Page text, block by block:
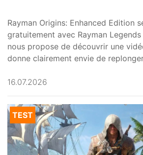
Rayman Origins: Enhanced Edition
gratuitement avec Rayman
nous propose de découvrir une
donne clairement envie de
16.07.2026
TEST